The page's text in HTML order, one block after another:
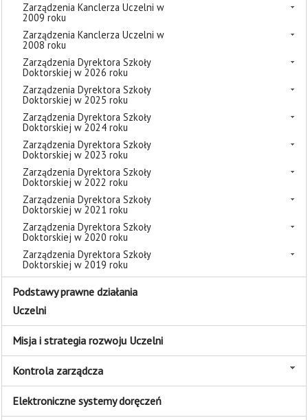
Zarządzenia Kanclerza Uczelni w
2009 roku
Zarządzenia Kanclerza Uczelni w
2008 roku
Zarządzenia Dyrektora Szkoły
Doktorskiej w 2026 roku
Zarządzenia Dyrektora Szkoły
Doktorskiej w 2025 roku
Zarządzenia Dyrektora Szkoły
Doktorskiej w 2024 roku
Zarządzenia Dyrektora Szkoły
Doktorskiej w 2023 roku
Zarządzenia Dyrektora Szkoły
Doktorskiej w 2022 roku
Zarządzenia Dyrektora Szkoły
Doktorskiej w 2021 roku
Zarządzenia Dyrektora Szkoły
Doktorskiej w 2020 roku
Zarządzenia Dyrektora Szkoły
Doktorskiej w 2019 roku
Podstawy prawne działania
Uczelni
Misja i strategia rozwoju Uczelni
Kontrola zarządcza
Elektroniczne systemy doręczeń